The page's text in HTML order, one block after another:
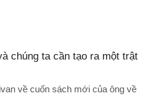
chúng ta cần tạo ra một trật
về cuốn sách mới của ông về